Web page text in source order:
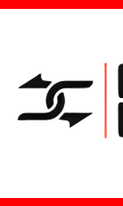
Saltar